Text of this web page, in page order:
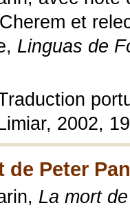
et
Linguas de
2002,
de Peter
La mort